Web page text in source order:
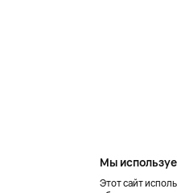
Мы
Этот сайт